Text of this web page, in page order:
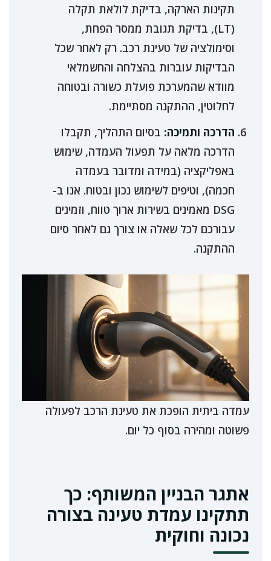
תקינות הארקה, בדיקת לולאת תקלה
(LT), בדיקת תגובת ממסר הפחת,
וסימולציה של טעינת רכב. רק לאחר שכל
הבדיקות עוברות בהצלחה והחשמלאי
מוודא שהמערכת פועלת כשורה ובטוחה
לחלוטין, ההתקנה מסתיימת.
הדרכה ותמיכה: בסיום התהליך, תקבלו
הדרכה מלאה על תפעול העמדה, שימוש
באפליקציה (במידה ומדובר בעמדה
חכמה), וטיפים לשימוש נכון ובטוח. אנו ב-
DSG מאמינים בשירות ארוך טווח, וזמינים
עבורכם לכל שאלה או צורך גם לאחר סיום
ההתקנה.
עמדה ביתית הופכת את טעינת הרכב לפעולה
פשוטה ומהירה בסוף כל יום.
אתגר הבניין המשותף: כך
תתקינו עמדת טעינה בצורה
נכונה וחוקית